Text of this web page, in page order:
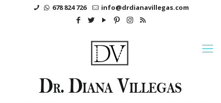
678 824 726 info@drdianavillegas.com